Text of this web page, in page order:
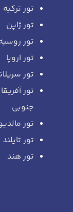
تور ترکیه
تور ژاپن
تور
تور اروپا
تور
تور آفریقا
جنوبی
تور
تور تایلند
تور هند